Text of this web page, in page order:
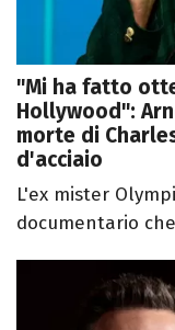
"Mi ha fatto
Hollywood":
morte di
d'acciaio
L'ex mister
documentario